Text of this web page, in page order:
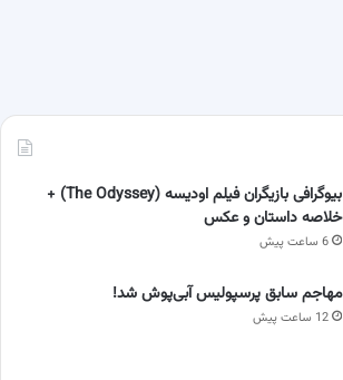
بیوگرافی بازیگران فیلم اودیسه (The Odyssey) +
خلاصه داستان و عکس
6 ساعت پیش
مهاجم سابق پرسپولیس آبی‌پوش شد!
12 ساعت پیش